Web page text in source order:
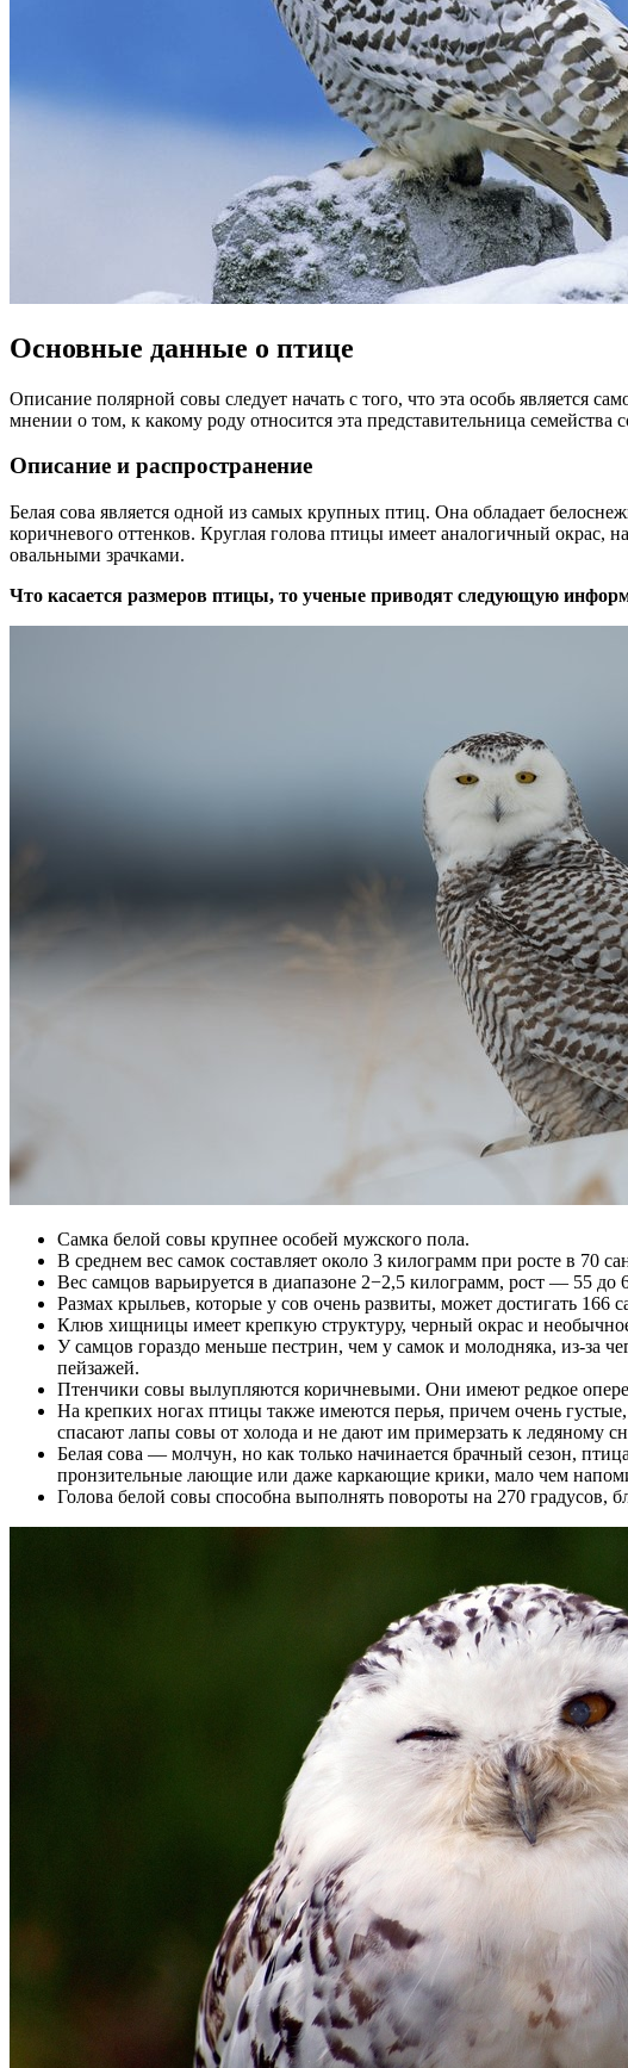
Основные данные о птице
Описание полярной совы следует начать с того, что эта особь является
мнении о том, к какому роду относится эта представительница семейства
Описание и распространение
Белая сова является одной из самых крупных птиц. Она обладает
коричневого оттенков. Круглая голова птицы имеет аналогичный
овальными зрачками.
Что касается размеров птицы, то ученые приводят следующую
Самка белой совы крупнее особей мужского пола.
В среднем вес самок составляет около 3 килограмм при росте в 70
Вес самцов варьируется в диапазоне 2−2,5 килограмм, рост — 55 до
Размах крыльев, которые у сов очень развиты, может достигать 166
Клюв хищницы имеет крепкую структуру, черный окрас и
У самцов гораздо меньше пестрин, чем у самок и молодняка, из-за
пейзажей.
Птенчики совы вылупляются коричневыми. Они имеют редкое
На крепких ногах птицы также имеются перья, причем очень
спасают лапы совы от холода и не дают им примерзать к ледяному
Белая сова — молчун, но как только начинается брачный сезон,
пронзительные лающие или даже каркающие крики, мало чем
Голова белой совы способна выполнять повороты на 270 градусов,